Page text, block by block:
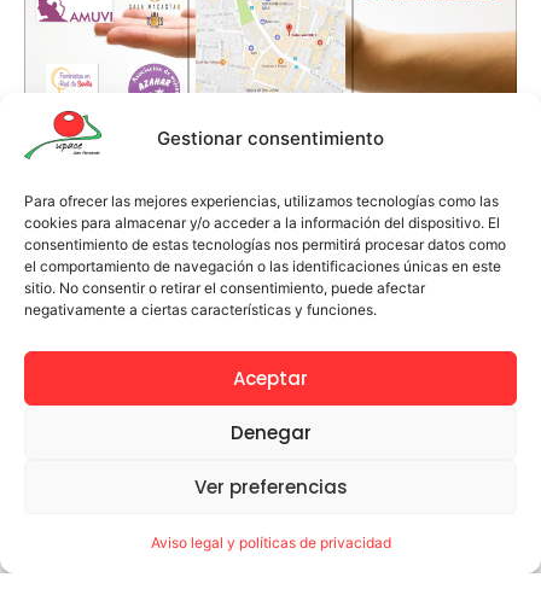
Gestionar consentimiento
Para ofrecer las mejores experiencias, utilizamos tecnologías como las
cookies para almacenar y/o acceder a la información del dispositivo. El
consentimiento de estas tecnologías nos permitirá procesar datos como
el comportamiento de navegación o las identificaciones únicas en este
sitio. No consentir o retirar el consentimiento, puede afectar
negativamente a ciertas características y funciones.
Aceptar
Denegar
Ver preferencias
Aviso legal y políticas de privacidad
Te puede interesar
ECLIPSE SOLAR @CULARIUM
Ayudas NEAE 26-27 paso a paso